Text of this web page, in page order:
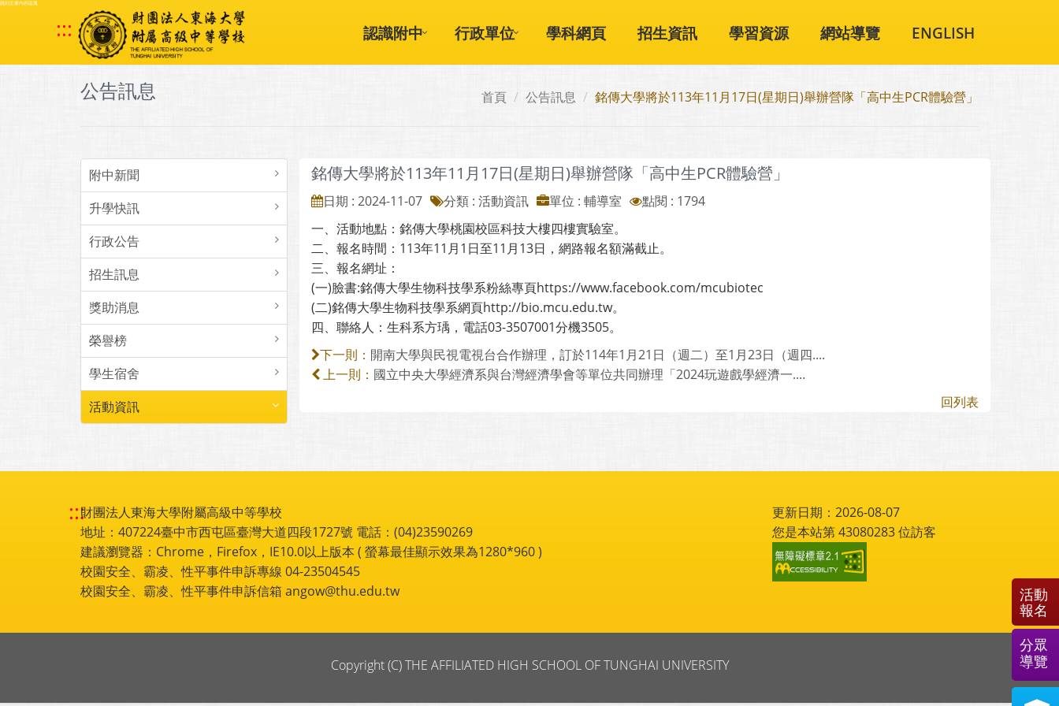
跳到主要內容區塊
::: 認識附中 行政單位 學科網頁 招生資訊 學習資源 網站導覽 ENGLISH
公告訊息 首頁 公告訊息 銘傳大學將於113年11月17日(星期日)舉辦營隊「高中生PCR體驗營」
附中新聞
升學快訊
行政公告
招生訊息
獎助消息
榮譽榜
學生宿舍
活動資訊
銘傳大學將於113年11月17日(星期日)舉辦營隊「高中生PCR體驗營」
日期 : 2024-11-07 分類 : 活動資訊 單位 : 輔導室
點閱 : 1794
一、活動地點：銘傳大學桃園校區科技大樓四樓實驗室。
二、報名時間：113年11月1日至11月13日，網路報名額滿截止。
三、報名網址：
(一)臉書:銘傳大學生物科技學系粉絲專頁https://www.facebook.com/mcubiotec
(二)銘傳大學生物科技學系網頁http://bio.mcu.edu.tw。
四、聯絡人：生科系方瑀，電話03-3507001分機3505。
下一則： 開南大學與民視電視台合作辦理，訂於114年1月21日（週二）至1月23日（週四....
上一則： 國立中央大學經濟系與台灣經濟學會等單位共同辦理「2024玩遊戲學經濟一....
回列表
:::財團法人東海大學附屬高級中等學校
地址：407224臺中市西屯區臺灣大道四段1727號 電話：(04)23590269
建議瀏覽器：Chrome，Firefox，IE10.0以上版本 ( 螢幕最佳顯示效果為1280*960 )
校園安全、霸凌、性平事件申訴專線 04-23504545
校園安全、霸凌、性平事件申訴信箱 angow@thu.edu.tw
更新日期：2026-08-07
您是本站第43080283位訪客
Copyright (C) THE AFFILIATED HIGH SCHOOL OF TUNGHAI UNIVERSITY
活動
報名
分眾
導覽